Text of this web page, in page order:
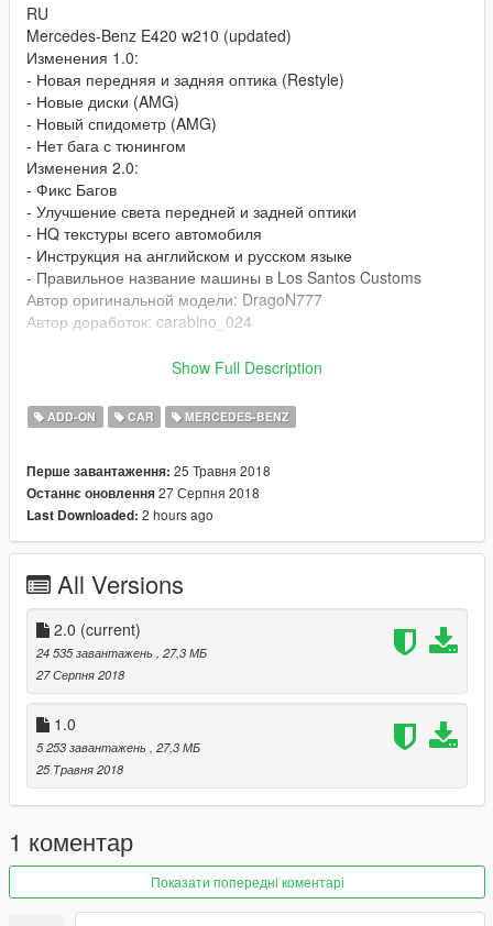
RU
Mercedes-Benz E420 w210 (updated)
Изменения 1.0:
- Новая передняя и задняя оптика (Restyle)
- Новые диски (AMG)
- Новый спидометр (AMG)
- Нет бага с тюнингом
Изменения 2.0:
- Фикс Багов
- Улучшение света передней и задней оптики
- HQ текстуры всего автомобиля
- Инструкция на английском и русском языке
- Правильное название машины в Los Santos Customs
Автор оригинальной модели: DragoN777
Автор доработок: carabino_024
- New front and rear optics (Restyle)
- New wheels (AMG)
- No bug with tuning
Changes 2.0:
- Bug fixes
- Front and rear optic's lights improvement
- Instruction in English and Russian languages
- Correct car name in Los Santos Customs
Author of original model: DragoN777
Author of the improvements: carabino_024
Show Full Description
ADD-ON CAR MERCEDES-BENZ
Перше завантаження: 25 Травня 2018
Останнє оновлення27 Серпня 2018
Last Downloaded: 2 hours ago
All Versions
2.0 (current)
24 535 завантажень
, 27,3 МБ
27 Серпня 2018
1.0
5 253 завантажень
, 27,3 МБ
25 Травня 2018
1 коментар
Показати попередні коментарі